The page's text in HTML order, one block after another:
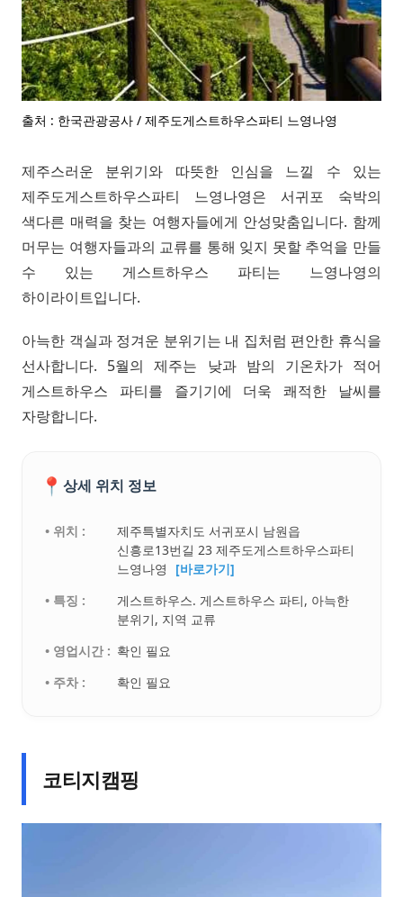
출처 : 한국관광공사 / 제주도게스트하우스파티 느영나영
제주스러운 분위기와 따뜻한 인심을 느낄 수 있는
제주도게스트하우스파티 느영나영은 서귀포 숙박의
색다른 매력을 찾는 여행자들에게 안성맞춤입니다. 함께
머무는 여행자들과의 교류를 통해 잊지 못할 추억을 만들
수 있는 게스트하우스 파티는 느영나영의
하이라이트입니다.
아늑한 객실과 정겨운 분위기는 내 집처럼 편안한 휴식을
선사합니다. 5월의 제주는 낮과 밤의 기온차가 적어
게스트하우스 파티를 즐기기에 더욱 쾌적한 날씨를
자랑합니다.
📍 상세 위치 정보
• 위치 :
제주특별자치도 서귀포시 남원읍
신흥로13번길 23 제주도게스트하우스파티
느영나영
[바로가기]
• 특징 :
게스트하우스. 게스트하우스 파티, 아늑한
분위기, 지역 교류
• 영업시간 : 확인 필요
• 주차 :
확인 필요
코티지캠핑